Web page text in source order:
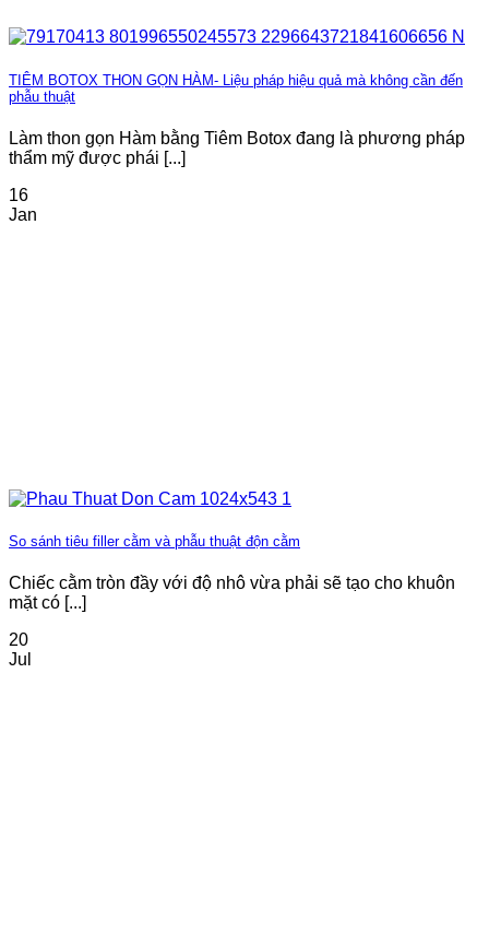
TIÊM BOTOX THON GỌN HÀM- Liệu pháp hiệu quả mà không cần đến
phẫu thuật
Làm thon gọn Hàm bằng Tiêm Botox đang là phương pháp
thẩm mỹ được phái [...]
16
Jan
So sánh tiêu filler cằm và phẫu thuật độn cằm
Chiếc cằm tròn đầy với độ nhô vừa phải sẽ tạo cho khuôn
mặt có [...]
20
Jul